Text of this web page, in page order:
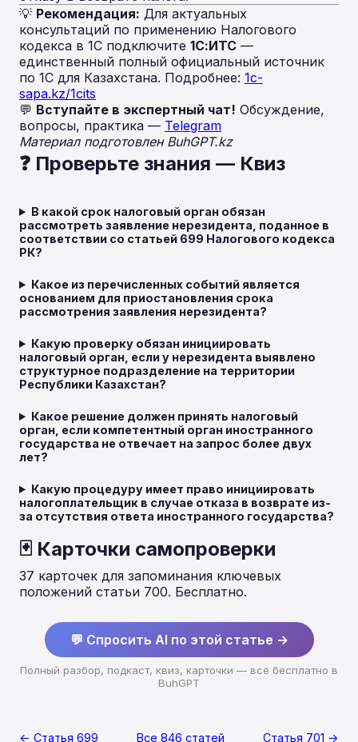
💡 Рекомендация: Для актуальных
консультаций по применению Налогового
кодекса в 1С подключите 1С:ИТС —
единственный полный официальный источник
по 1С для Казахстана. Подробнее: 1c-
sapa.kz/1cits
💬 Вступайте в экспертный чат! Обсуждение,
вопросы, практика — Telegram
Материал подготовлен BuhGPT.kz
❓ Проверьте знания — Квиз
В какой срок налоговый орган обязан
рассмотреть заявление нерезидента, поданное в
соответствии со статьей 699 Налогового кодекса
РК?
Какое из перечисленных событий является
основанием для приостановления срока
рассмотрения заявления нерезидента?
Какую проверку обязан инициировать
налоговый орган, если у нерезидента выявлено
структурное подразделение на территории
Республики Казахстан?
Какое решение должен принять налоговый
орган, если компетентный орган иностранного
государства не отвечает на запрос более двух
лет?
Какую процедуру имеет право инициировать
налогоплательщик в случае отказа в возврате из-
за отсутствия ответа иностранного государства?
🃏 Карточки самопроверки
37 карточек для запоминания ключевых
положений статьи 700. Бесплатно.
💬 Спросить AI по этой статье →
Полный разбор, подкаст, квиз, карточки — всё бесплатно в
BuhGPT
← Статья 699 Все 846 статей Статья 701 →